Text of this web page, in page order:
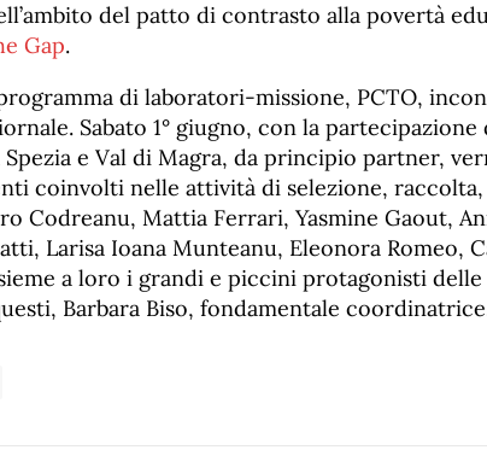
del patto di contrasto alla povertà
Gap.
di laboratori-missione, PCTO,
Sabato 1° giugno, con la
Spezia e Val di Magra, da principio partner,
coinvolti nelle attività di selezione,
Codreanu, Mattia Ferrari, Yasmine Gaout,
Larisa Ioana Munteanu, Eleonora Romeo,
a loro i grandi e piccini protagonisti
Barbara Biso, fondamentale